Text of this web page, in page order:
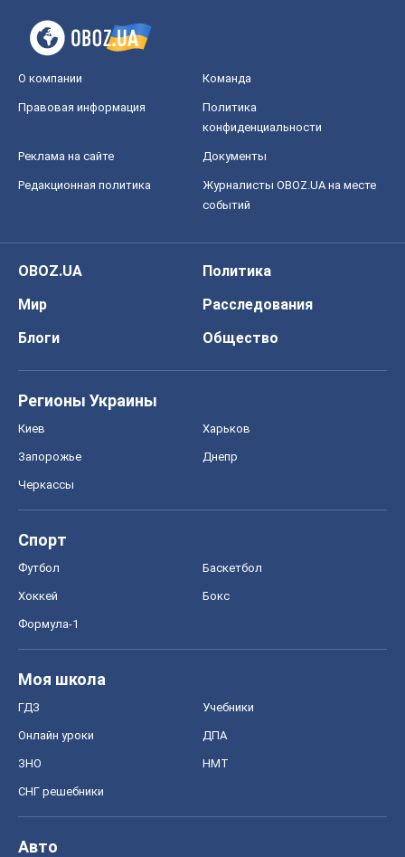
О компании Команда
Правовая информация
Политика
конфиденциальности
Реклама на сайте Документы
Редакционная политика
Журналисты OBOZ.UA на месте
событий
OBOZ.UA
Политика
Мир
Расследования
Блоги
Общество
Регионы Украины
Киев Харьков
Запорожье Днепр
Черкассы
Спорт
Футбол Баскетбол
Хоккей Бокс
Формула-1
Моя школа
ГДЗ Учебники
Онлайн уроки ДПА
ЗНО НМТ
СНГ решебники
Авто